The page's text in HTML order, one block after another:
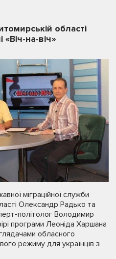
області
«Віч-на-віч»
міграційної служби
Олександр Радько та
політолог Володимир
програми Леоніда Харшана
обласного
режиму для українців з